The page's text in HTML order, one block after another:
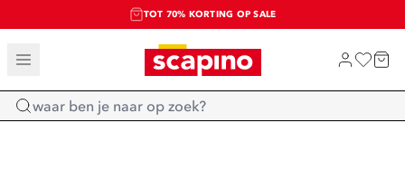
TOT 70% KORTING OP SALE
SALE: LAATSTE KANS!
SHOP NIEUW
Home